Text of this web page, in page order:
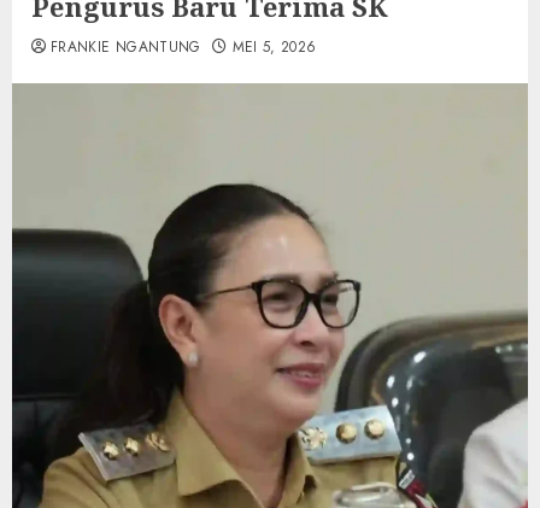
FRANKIE NGANTUNG MEI 5, 2026